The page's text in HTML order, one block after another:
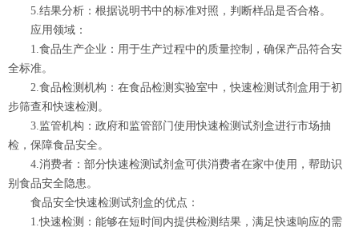
5.结果分析：根据说明书中的标准对照，判断样品是否合格。
应用领域：
1.食品生产企业：用于生产过程中的质量控制，确保产品符合安
全标准。
2.食品检测机构：在食品检测实验室中，快速检测试剂盒用于初
步筛查和快速检测。
3.监管机构：政府和监管部门使用快速检测试剂盒进行市场抽
检，保障食品安全。
4.消费者：部分快速检测试剂盒可供消费者在家中使用，帮助识
别食品安全隐患。
食品安全快速检测试剂盒的优点：
1.快速检测：能够在短时间内提供检测结果，满足快速响应的需